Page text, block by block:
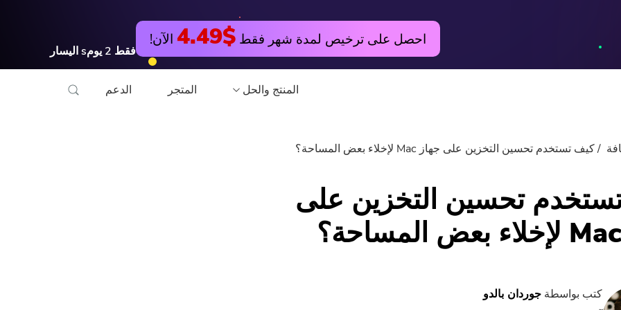
احصل على ترخيص لمدة شهر فقط $4.49 الآن!
فقط 2 يومs اليسار
المنتج والحل المتجر الدعم
جربها مجانا
كيف تستخدم تحسين التخزين على جهاز Mac لإخلاء بعض المساحة؟
تحسين التخزين على
كتب بواسطة جوردان بالدو